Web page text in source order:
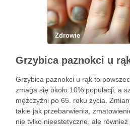
Zdrowie
Grzybica paznokci u rąk to
zmaga się około 10% populacji, a
mężczyźni po 65. roku życia.
takie jak przebarwienia,
nie tylko nieestetyczne, ale